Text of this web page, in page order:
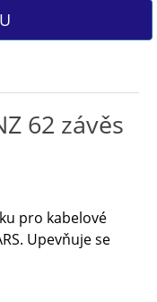
62 závěs
pro kabelové
Upevňuje se